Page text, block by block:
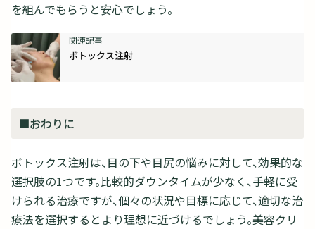
を組んでもらうと安心でしょう。
ボトックス注射
■おわりに
ボトックス注射は、目の下や目尻の悩みに対して、効果的な
選択肢の1つです。比較的ダウンタイムが少なく、手軽に受
けられる治療ですが、個々の状況や目標に応じて、適切な治
療法を選択するとより理想に近づけるでしょう。美容クリ